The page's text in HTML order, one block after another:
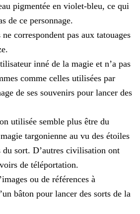
pigmentée en violet-bleu, ce qui
de ce personnage.
ne correspondent pas aux tatouages
inné de la magie et n’a pas
comme celles utilisées par
de ses souvenirs pour lancer des
utilisée semble plus être du
targonienne au vu des étoiles
du sort. D’autres civilisation ont
de téléportation.
ou de références à
bâton pour lancer des sorts de la